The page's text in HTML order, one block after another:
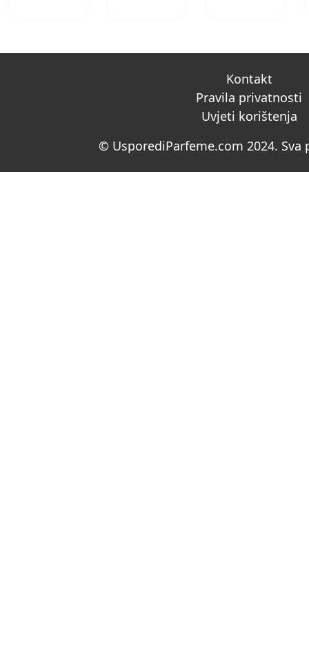
Kontakt
Pravila privatnosti
Uvjeti korištenja
© UsporediParfeme.com 2024. Sva